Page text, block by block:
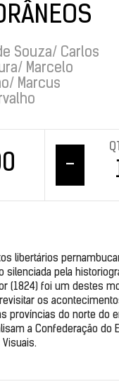
Souza/ Carlos
Marcelo
Marcus
–
libertários
silenciada pela
(1824) foi um destes
os
províncias do norte do
a Confederação do